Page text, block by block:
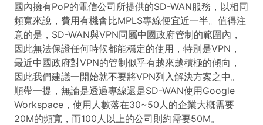
國內擁有PoP的電信公司所提供的SD-WAN服務，以相同
頻寬來說，費用有機會比MPLS專線便宜近一半。值得注
意的是，SD-WAN與VPN同屬中國政府管制的範圍內，
因此無法保證任何時候都能穩定的使用，特別是VPN，
最近中國政府對VPN的管制似乎有越來越積極的傾向，
因此我們建議一開始就不要將VPN列入解決方案之中。
順帶一提，無論是透過專線還是SD-WAN使用Google
Workspace，使用人數落在30~50人的企業大概需要
20M的頻寬，而100人以上的公司則約需要50M。